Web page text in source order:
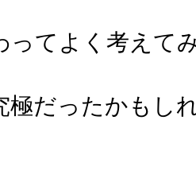
ってよく考えて
極だったかもし